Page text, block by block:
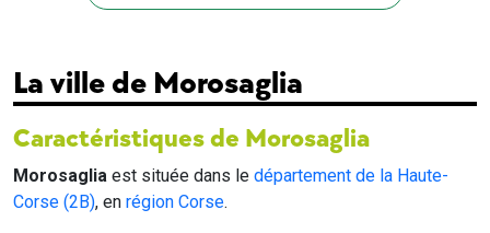
La ville de Morosaglia
Caractéristiques de Morosaglia
Morosaglia est située dans le département de la Haute-
Corse (2B), en région Corse.